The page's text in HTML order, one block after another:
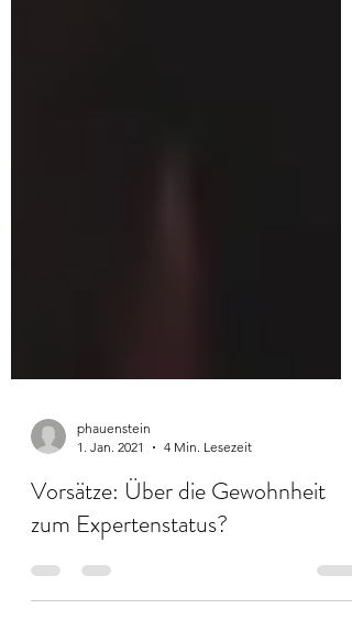
phauenstein
1. Jan. 2021
4 Min. Lesezeit
Vorsätze: Über die Gewohnheit
zum Expertenstatus?